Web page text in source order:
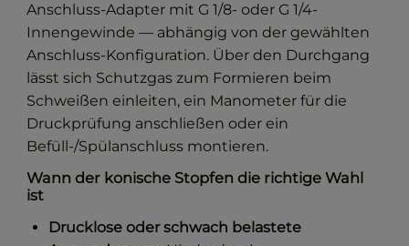
Anschluss-Adapter mit G 1/8- oder G 1/4-
Innengewinde — abhängig von der gewählten
Anschluss-Konfiguration. Über den Durchgang
lässt sich Schutzgas zum Formieren beim
Schweißen einleiten, ein Manometer für die
Druckprüfung anschließen oder ein
Befüll-/Spülanschluss montieren.
Wann der konische Stopfen die richtige Wahl
ist
Drucklose oder schwach belastete